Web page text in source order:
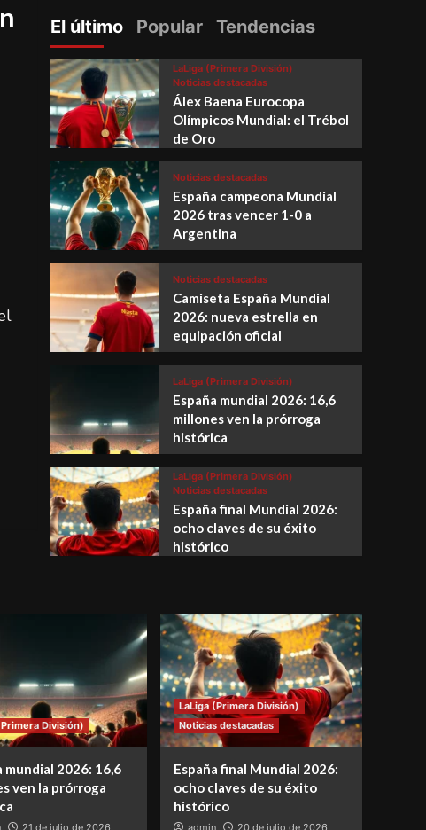
El último Popular Tendencias
LaLiga (Primera División)
Noticias destacadas
Álex Baena Eurocopa
Olímpicos Mundial: el Trébol
de Oro
Noticias destacadas
España campeona Mundial
2026 tras vencer 1-0 a
Argentina
Noticias destacadas
Camiseta España Mundial
2026: nueva estrella en
equipación oficial
LaLiga (Primera División)
España mundial 2026: 16,6
millones ven la prórroga
histórica
LaLiga (Primera División)
Noticias destacadas
España final Mundial 2026:
ocho claves de su éxito
histórico
División)
mundial 2026: 16,6
ven la prórroga
21 de julio de 2026
LaLiga (Primera División)
Noticias destacadas
España final Mundial 2026:
ocho claves de su éxito
histórico
admin 20 de julio de 2026